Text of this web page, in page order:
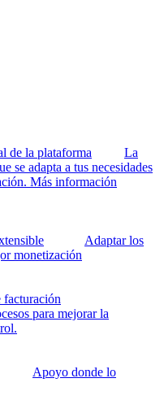
de la plataforma
La
se adapta a tus necesidades
Más información
Adaptar los
monetización
facturación
para mejorar la
Apoyo donde lo